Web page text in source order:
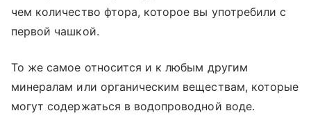
чем количество фтора, которое вы употребили с
первой чашкой.
То же самое относится и к любым другим
минералам или органическим веществам, которые
могут содержаться в водопроводной воде.